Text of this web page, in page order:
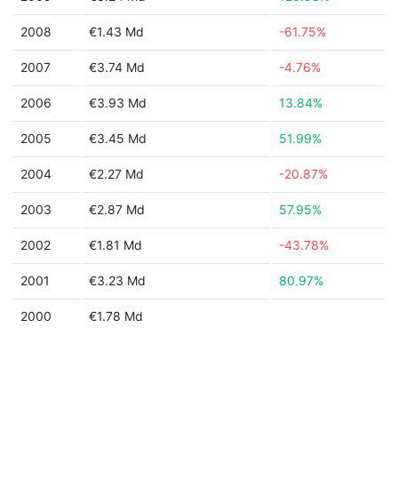
2008 €1.43 Md -61.75%
2007 €3.74 Md -4.76%
2006 €3.93 Md 13.84%
2005 €3.45 Md 51.99%
2004 €2.27 Md -20.87%
2003 €2.87 Md 57.95%
2002 €1.81 Md -43.78%
2001 €3.23 Md 80.97%
2000 €1.78 Md